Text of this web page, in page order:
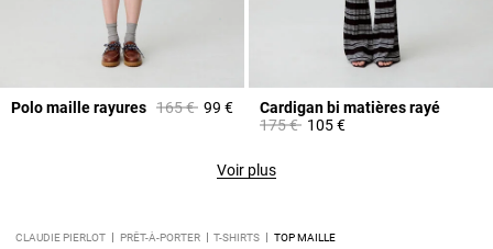
Polo maille rayures Prix réduit à partir de
165 €à99 €
Cardigan bi matières rayé
Prix réduit à partir de
175 €à105 €
Voir plus
CLAUDIE PIERLOT PRÊT-À-PORTER T-SHIRTS TOP MAILLE